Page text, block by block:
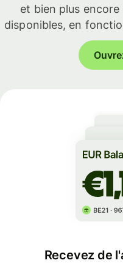
et bien plus
disponibles, en
Recevez de